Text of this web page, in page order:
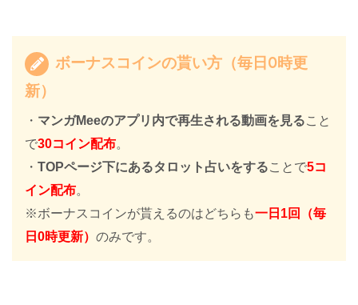
ボーナスコインの貰い方（毎日0時更
新）
・ マンガMeeのアプリ内で再生される動画を見ること
で30コイン配布。
・ TOPページ下にあるタロット占いをすることで5コ
イン配布。
※ボーナスコインが貰えるのはどちらも一日1回（毎
日0時更新） のみです。